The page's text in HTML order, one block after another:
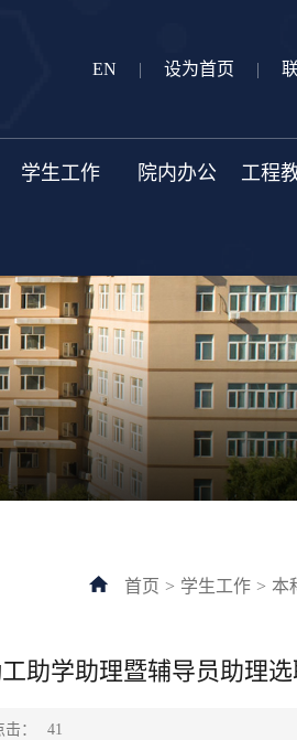
EN | 设为首页 |
学生工作 院内办公 工程
首页 > 学生工作 > 本
助学助理暨辅导员助理
击： 41